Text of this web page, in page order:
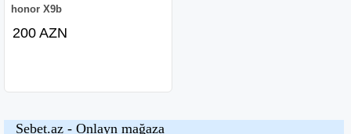
honor X9b
200 AZN